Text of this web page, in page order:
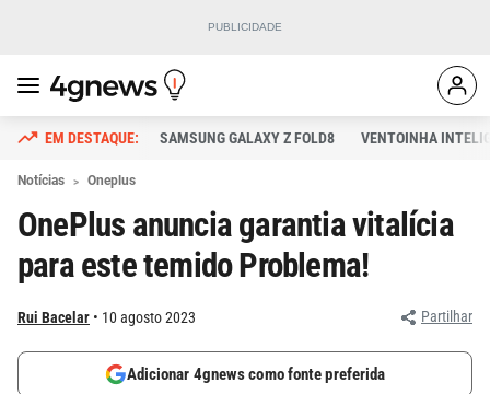
SAMSUNG GALAXY Z FOLD8 VENTOINHA
Notícias Oneplus
OnePlus anuncia garantia vitalícia
para este temido Problema!
Rui Bacelar 10 agosto 2023 Partilhar
Adicionar 4gnews como fonte preferida